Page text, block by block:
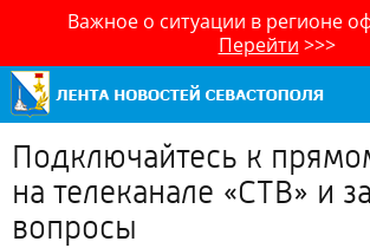
Важное о ситуации в регионе
Перейти >>>
Подключайтесь к
на телеканале «СТВ» и
вопросы